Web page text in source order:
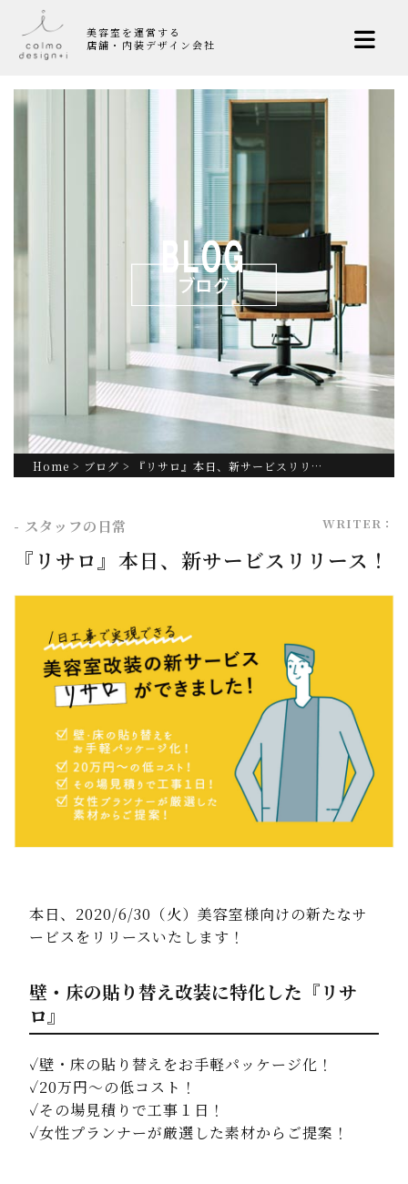
美容室を運営する
店舗・内装デザイン会社
Home > ブログ > 『リサロ』本日、新サービスリリ…
- スタッフの日常 WRITER：
『リサロ』本日、新サービスリリース！
本日、2020/6/30（火）美容室様向けの新たなサ
ービスをリリースいたします！
壁・床の貼り替え改装に特化した『リサ
ロ』
✓壁・床の貼り替えをお手軽パッケージ化！
✓20万円～の低コスト！
✓その場見積りで工事１日！
✓女性プランナーが厳選した素材からご提案！